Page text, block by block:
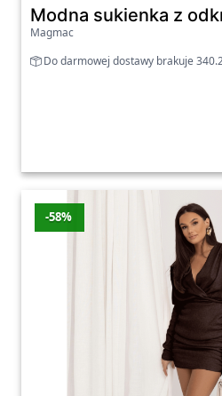
Modna sukienka z
Magmac
Do darmowej dostawy brakuje
-58%